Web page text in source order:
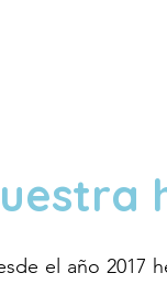
el año 2017